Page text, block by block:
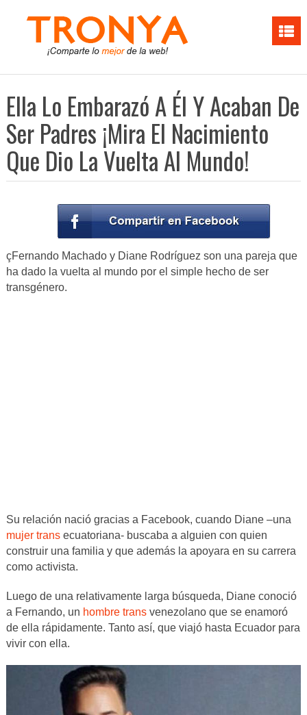
Ella Lo Embarazó A Él Y Acaban De
Ser Padres ¡Mira El Nacimiento
Que Dio La Vuelta Al Mundo!
çFernando Machado y Diane Rodríguez son una pareja que
ha dado la vuelta al mundo por el simple hecho de ser
transgénero.
Su relación nació gracias a Facebook, cuando Diane –una
mujer transecuatoriana- buscaba a alguien con quien
construir una familia y que además la apoyara en su carrera
como activista.
Luego de una relativamente larga búsqueda, Diane conoció
a Fernando, un hombre transvenezolano que se enamoró
de ella rápidamente. Tanto así, que viajó hasta Ecuador para
vivir con ella.